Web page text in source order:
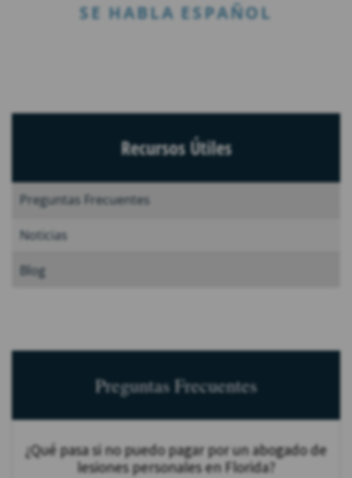
SE HABLA ESPAÑOL
Recursos Útiles
Preguntas Frecuentes
Noticias
Blog
Preguntas Frecuentes
¿Qué pasa si no puedo pagar por un abogado de
lesiones personales en Florida?